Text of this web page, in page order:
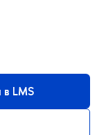
LMS